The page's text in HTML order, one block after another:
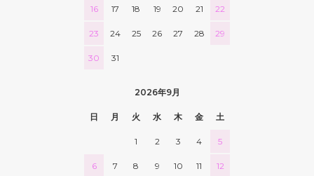
16 17 18 19 20 21 22
23 24 25 26 27 28 29
30 31
2026年9月
日 月 火 水 木 金 土
1 2 3 4 5
6 7 8 9 10 11 12